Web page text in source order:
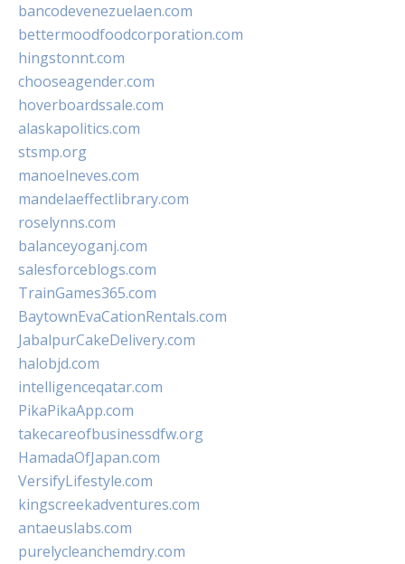
bancodevenezuelaen.com
bettermoodfoodcorporation.com
hingstonnt.com
chooseagender.com
hoverboardssale.com
alaskapolitics.com
stsmp.org
manoelneves.com
mandelaeffectlibrary.com
roselynns.com
balanceyoganj.com
salesforceblogs.com
TrainGames365.com
BaytownEvaCationRentals.com
JabalpurCakeDelivery.com
halobjd.com
intelligenceqatar.com
PikaPikaApp.com
takecareofbusinessdfw.org
HamadaOfJapan.com
VersifyLifestyle.com
kingscreekadventures.com
antaeuslabs.com
purelycleanchemdry.com